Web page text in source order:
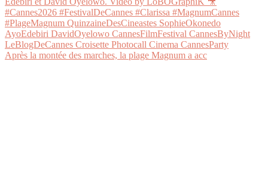
Après la montée des marches, la plage Magnum a acc